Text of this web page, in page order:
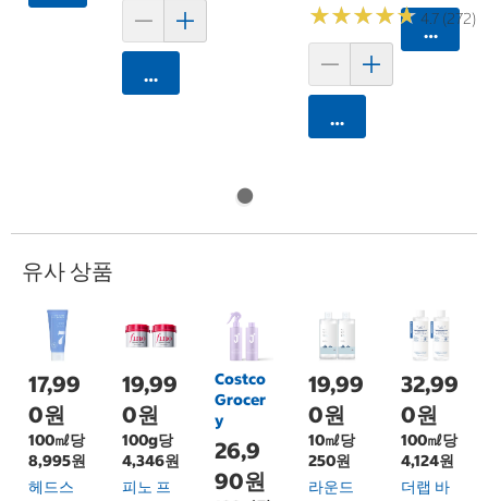
카트에 담기
★★★★★
★★★★★4.7 (272)
카트에 담기
카트에
유사 상품
17,99
0원
100㎖당
8,995원
헤드스
19,99
0원
100g당
4,346원
피노 프
Costco
Grocer
y
26,9
90원
19,99
0원
10㎖당
250원
라운드
32,99
0원
100㎖당
4,124원
더랩 바